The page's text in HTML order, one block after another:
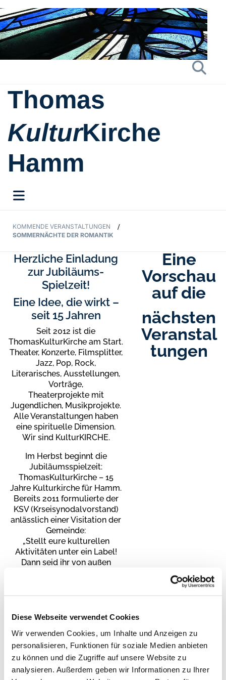
Diese Webseite verwendet Cookies
Wir verwenden Cookies, um Inhalte und Anzeigen zu
personalisieren, Funktionen für soziale Medien anbieten
zu können und die Zugriffe auf unsere Website zu
analysieren. Außerdem geben wir Informationen zu Ihrer
Thomas
KulturKirche
Hamm
KOMMENDE VERANSTALTUNGEN /
SOMMERNÄCHTE DER ROMANTIK
Herzliche Einladung
zur Jubiläums-
Spielzeit!
Eine Idee, die wirkt –
seit 15 Jahren
Seit 2012 ist die
ThomasKulturKirche am Start.
Theater, Konzerte, Filmsplitter,
Jazz, Pop, Rock,
Literarisches, Ausstellungen,
Vorträge,
Theaterprojekte mit
Jugendlichen, Musikprojekte.
Alle Veranstaltungen haben
eine spirituelle Dimension.
Wir sind KulturKIRCHE.
Im Herbst beginnt die
Jubiläumsspielzeit:
ThomasKulturKirche – 15
Jahre Kulturkirche für Hamm.
Bereits 2011 formulierte der
KSV (Krseisynodalvorstand)
anlässlich einer Visitation der
Gemeinde:
„Stellt eure kulturellen
Aktivitäten unter ein Label!
Dann seid ihr von außen
Gemeinde entstanden,
geistlichem Anspruch
Wir waren selbst
überrascht.
Seit 2012 haben 250
Veranstaltungen
Eine
Vorschau
auf die
nächsten
Veranstal
tungen